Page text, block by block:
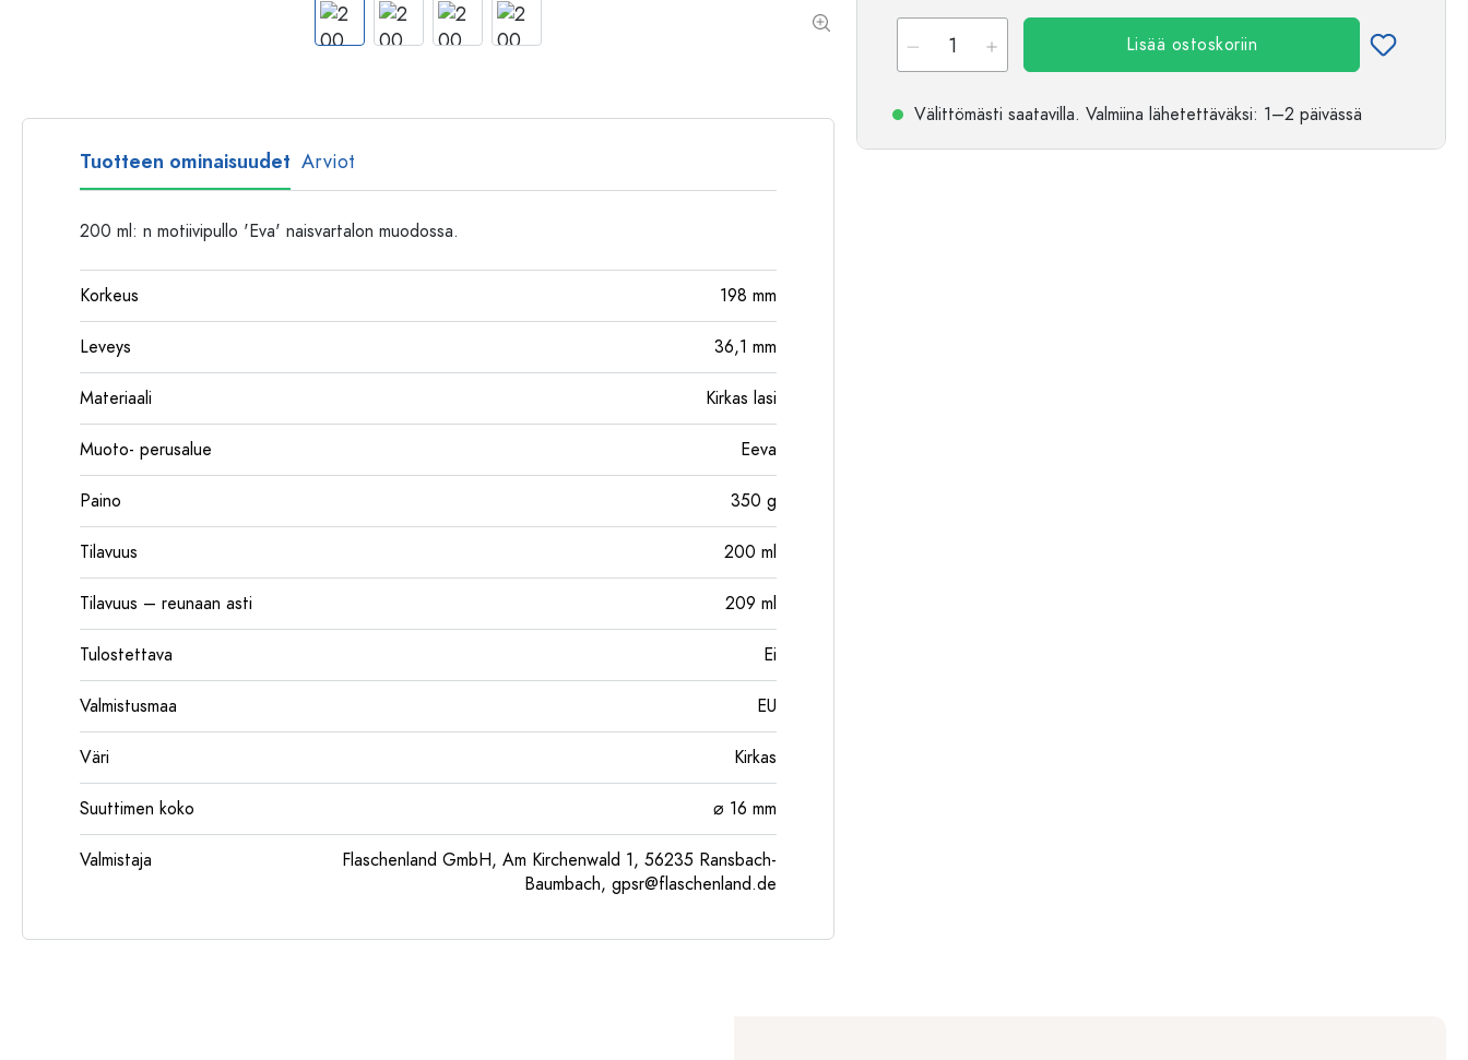
Muovipullot
Lisää ostoskoriin
Välittömästi saatavilla. Valmiina lähetettäväksi: 1–2 päivässä
Tuotteen ominaisuudet Arviot
200 ml: n motiivipullo 'Eva' naisvartalon muodossa.
Korkeus 198 mm
Leveys 36,1 mm
Materiaali Kirkas lasi
Muoto- perusalue Eeva
Paino 350 g
Tilavuus 200 ml
Tilavuus – reunaan asti 209 ml
Tulostettava Ei
Valmistusmaa EU
Väri Kirkas
Suuttimen koko ⌀ 16 mm
Valmistaja
Flaschenland GmbH, Am Kirchenwald 1, 56235 Ransbach-
Baumbach, gpsr@flaschenland.de